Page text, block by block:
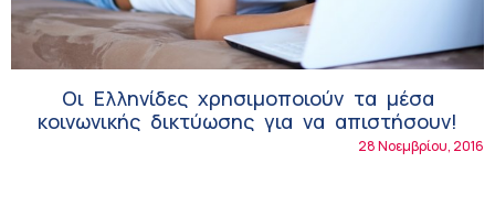
Οι Ελληνίδες χρησιμοποιούν τα μέσα
κοινωνικής δικτύωσης για να απιστήσουν!
28 Νοεμβρίου, 2016